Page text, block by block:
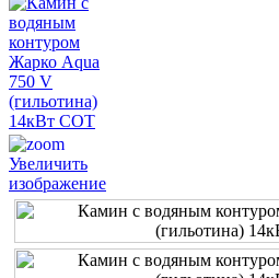
Увеличить
изображение